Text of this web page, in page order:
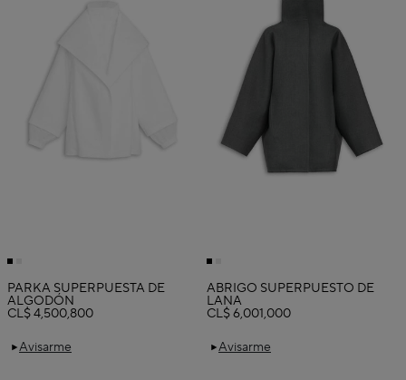
Avisarme
PARKA SUPERPUESTA DE
ALGODÓN
CL$ 4,500,800
Avisarme
ABRIGO SUPERPUESTO DE
LANA
CL$ 6,001,000